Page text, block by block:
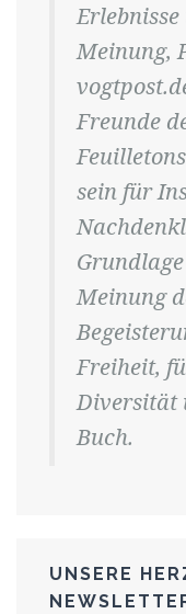
Meinung,
Freunde
sein für
Meinung
Freiheit,
Diversität
Buch.
UNSERE